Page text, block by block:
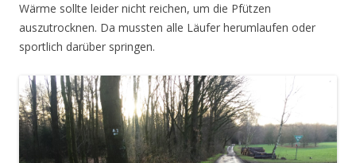
Wärme sollte leider nicht reichen, um die Pfützen
auszutrocknen. Da mussten alle Läufer herumlaufen oder
sportlich darüber springen.